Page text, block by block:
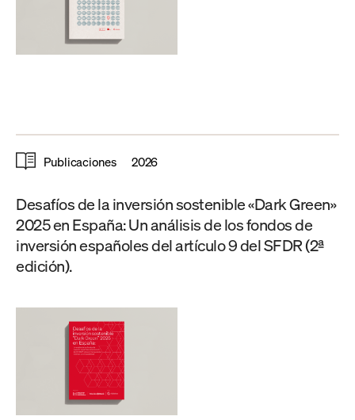
Publicaciones 2026
Desafíos de la inversión sostenible «Dark Green»
2025 en España: Un análisis de los fondos de
inversión españoles del artículo 9 del SFDR (2ª
edición).